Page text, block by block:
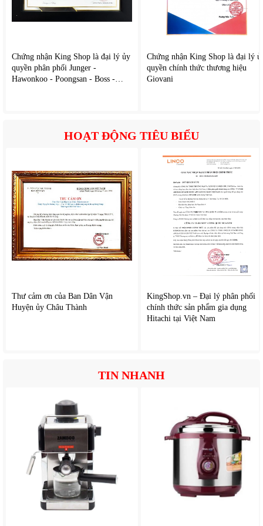
2. Tính năng nổi bật củaRapido RSB07-S
Đo cân nặng chính xác với hệ thống cảm biến hiện đại
Kết nối thông minh với điện thoại qua ứng dụng
Lưu trữ dữ liệu và theo dõi sức khỏe dài hạn
Chứng nhận King Shop là đại lý ủy
quyền phân phối Junger -
Hawonkoo - Poongsan - Boss -
Chứng nhận King Shop là đại lý
quyền chính thức thương hiệu
Giovani
HOẠT ĐỘNG TIÊU BIỂU
Thư cảm ơn của Ban Dân Vận
Huyện ủy Châu Thành
KingShop.vn – Đại lý phân phối
chính thức sản phẩm gia dụng
Hitachi tại Việt Nam
TIN NHANH